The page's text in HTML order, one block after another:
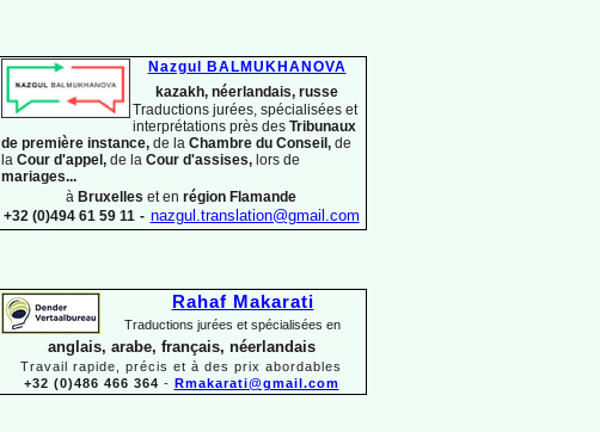
Nazgul BALMUKHANOVA
kazakh, néerlandais, russe
Traductions jurées, spécialisées et
interprétations près des Tribunaux
de première instance, de la Chambre du Conseil, de
la Cour d'appel, de la Cour d'assises, lors de
mariages...
à Bruxelles et en région Flamande
+32 (0)494 61 59 11- nazgul.translation@gmail.com
Rahaf Makarati
Traductions jurées et spécialisées en
anglais, arabe, français, néerlandais
Travail rapide, précis et à des prix abordables
+32 (0)486 466 364 - Rmakarati@gmail.com